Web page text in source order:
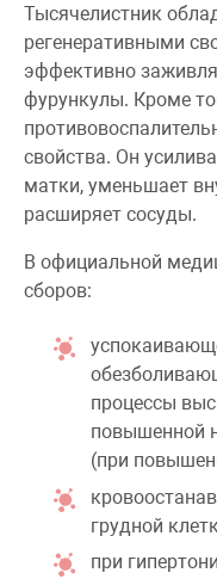
Тысячелистник
регенеративными
эффективно
фурункулы. Кроме
свойства. Он
матки, уменьшает
расширяет сосуды.
В официальной
сборов:
процессы
повышенной
(при
грудной
при